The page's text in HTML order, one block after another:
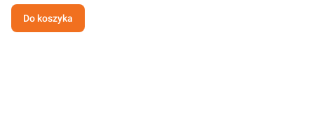
Do koszyka